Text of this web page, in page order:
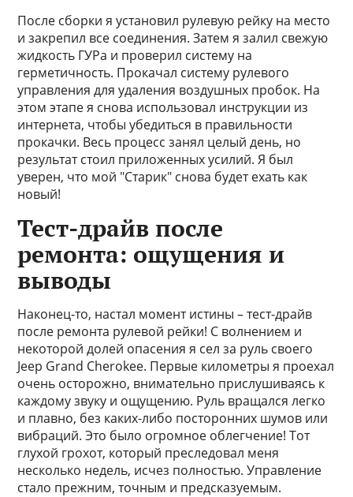
После сборки я установил рулевую рейку на место
и закрепил все соединения. Затем я залил свежую
жидкость ГУРа и проверил систему на
герметичность. Прокачал систему рулевого
управления для удаления воздушных пробок. На
этом этапе я снова использовал инструкции из
интернета, чтобы убедиться в правильности
прокачки. Весь процесс занял целый день, но
результат стоил приложенных усилий. Я был
уверен, что мой "Старик" снова будет ехать как
новый!
Тест-драйв после
ремонта: ощущения и
выводы
Наконец-то, настал момент истины – тест-драйв
после ремонта рулевой рейки! С волнением и
некоторой долей опасения я сел за руль своего
Jeep Grand Cherokee. Первые километры я проехал
очень осторожно, внимательно прислушиваясь к
каждому звуку и ощущению. Руль вращался легко
и плавно, без каких-либо посторонних шумов или
вибраций. Это было огромное облегчение! Тот
глухой грохот, который преследовал меня
несколько недель, исчез полностью. Управление
стало прежним, точным и предсказуемым.